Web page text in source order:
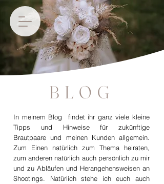
BLOG
In meinem Blog findet ihr ganz viele kleine
Tipps und Hinweise für zukünftige
Brautpaare und meinen Kunden allgemein.
Zum Einen natürlich zum Thema heiraten,
zum anderen natürlich auch persönlich zu mir
und zu Abläufen und Herangehensweisen an
Shootings. Natürlich stehe ich euch auch